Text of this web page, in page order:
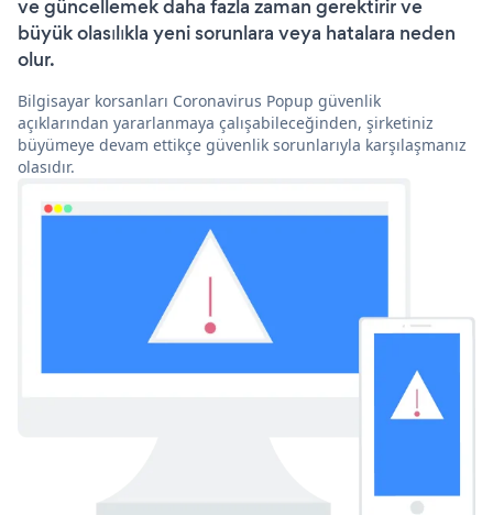
ve güncellemek daha fazla zaman gerektirir ve
büyük olasılıkla yeni sorunlara veya hatalara neden
olur.
Bilgisayar korsanları Coronavirus Popup güvenlik
açıklarından yararlanmaya çalışabileceğinden, şirketiniz
büyümeye devam ettikçe güvenlik sorunlarıyla karşılaşmanız
olasıdır.